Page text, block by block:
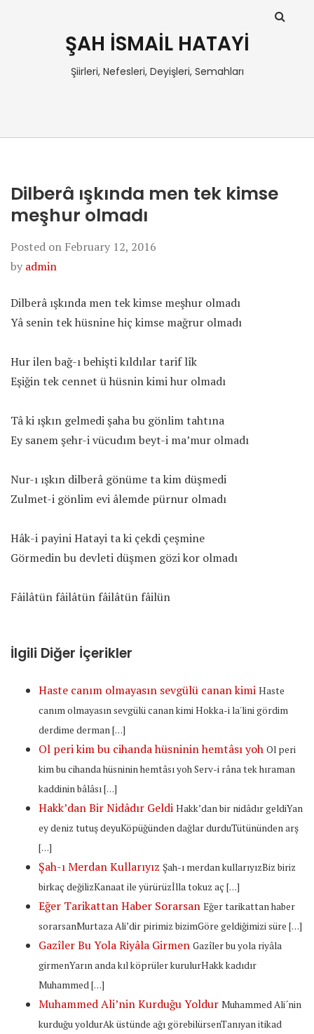
ŞAH İSMAİL HATAYİ
Şiirleri, Nefesleri, Deyişleri, Semahları
Dilberâ ışkında men tek kimse
meşhur olmadı
Posted on February 12, 2016
by admin
Dilberâ ışkında men tek kimse meşhur olmadı
Yâ senin tek hüsnine hiç kimse mağrur olmadı
Hur ilen bağ-ı behişti kıldılar tarif lîk
Eşiğin tek cennet ü hüsnin kimi hur olmadı
Tâ ki ışkın gelmedi şaha bu gönlim tahtına
Ey sanem şehr-i vücudım beyt-i ma’mur olmadı
Nur-ı ışkın dilberâ gönüme ta kim düşmedi
Zulmet-i gönlim evi âlemde pürnur olmadı
Hâk-i payini Hatayi ta ki çekdi çeşmine
Görmedin bu devleti düşmen gözi kor olmadı
Fâilâtün fâilâtün fâilâtün fâilün
İlgili Diğer İçerikler
Haste canım olmayasın sevgülü canan kimi Haste
canım olmayasın sevgülü canan kimi Hokka-i la'lini gördim
derdime derman […]
Ol peri kim bu cihanda hüsninin hemtâsı yoh Ol peri
kim bu cihanda hüsninin hemtâsı yoh Serv-i râna tek hıraman
kaddinin bâlâsı […]
Hakk’dan Bir Nidâdır Geldi Hakk’dan bir nidâdır geldiYan
ey deniz tutuş deyuKöpüğünden dağlar durduTütününden arş
[…]
Şah-ı Merdan Kullarıyız Şah-ı merdan kullarıyızBiz biriz
birkaç değilizKanaat ile yürürüzİlla tokuz aç […]
Eğer Tarikattan Haber Sorarsan Eğer tarikattan haber
sorarsanMurtaza Ali’dir pirimiz bizimGöre geldiğimizi süre […]
Gazîler Bu Yola Riyâla Girmen Gazîler bu yola riyâla
girmenYarın anda kıl köprüler kurulurHakk kadıdır
Muhammed […]
Muhammed Ali’nin Kurduğu Yoldur Muhammed Ali´nin
kurduğu yoldurAk üstünde ağı görebilürsenTanıyan itikad